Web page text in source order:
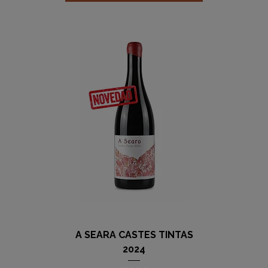
A SEARA CASTES TINTAS
2024